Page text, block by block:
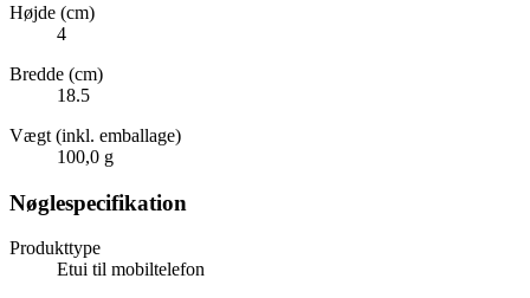
Højde (cm)
4
Bredde (cm)
18.5
Vægt (inkl. emballage)
100,0 g
Nøglespecifikation
Produkttype
Etui til mobiltelefon